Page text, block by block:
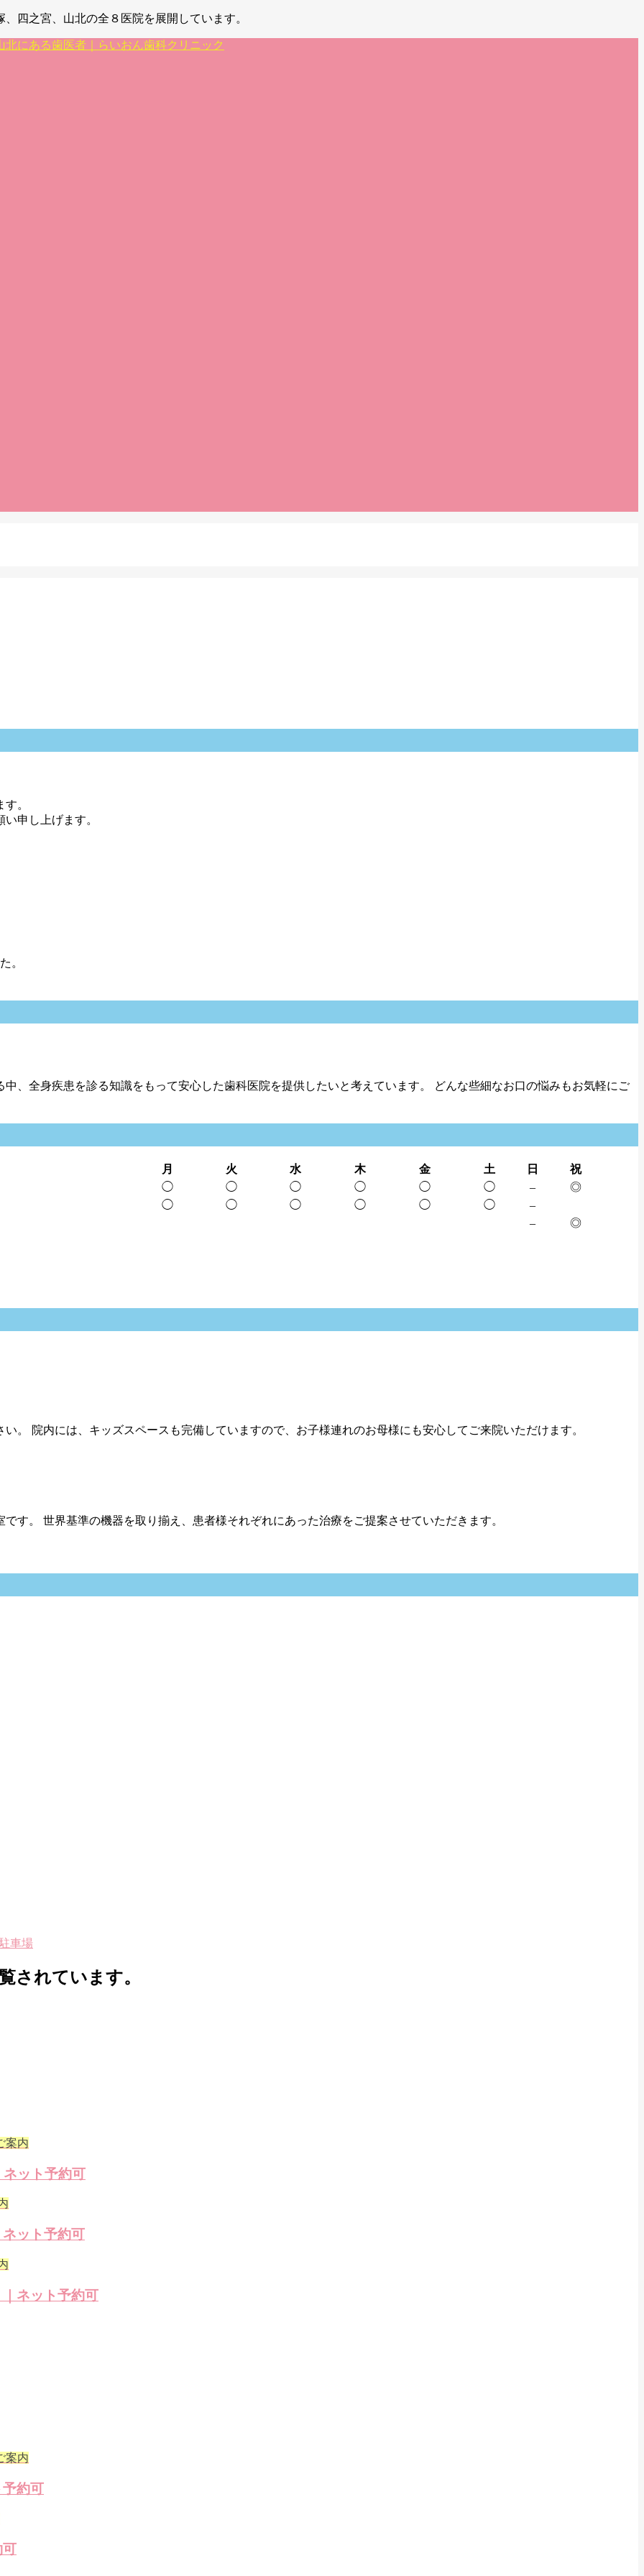
四之宮、山北の全８医院を展開しています。
。
申し上げます。
。
、全身疾患を診る知識をもって安心した歯科医院を提供したいと考えています。 どんな些細なお口の悩みもお気軽にご
月 火 水 木 金 土 日
祝
◯ ◯ ◯ ◯ ◯ ◯ –
◎
◯ ◯ ◯ ◯ ◯ ◯
–
–
◎
。 院内には、キッズスペースも完備していますので、お子様連れのお母様にも安心してご来院いただけます。
す。 世界基準の機器を取り揃え、患者様それぞれにあった治療をご提案させていただきます。
車場
されています。
案内
ット予約可
ット予約可
ネット予約可
案内
約可
可